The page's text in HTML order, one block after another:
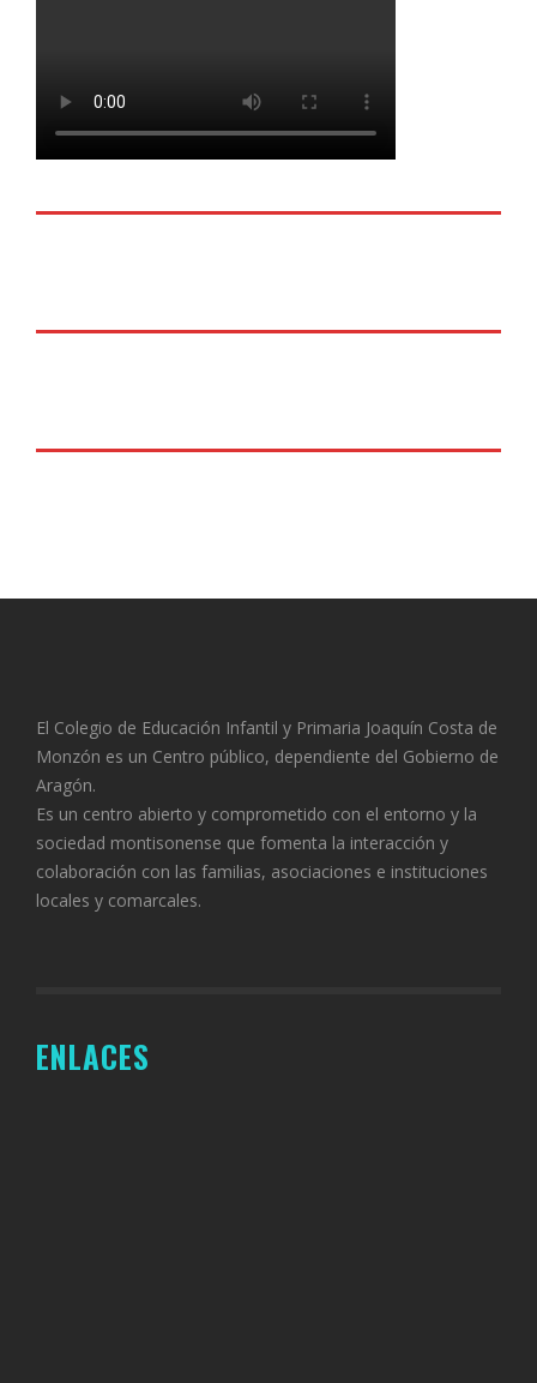
El Colegio de Educación Infantil y Primaria Joaquín Costa de
Monzón es un Centro público, dependiente del Gobierno de
Aragón.
Es un centro abierto y comprometido con el entorno y la
sociedad montisonense que fomenta la interacción y
colaboración con las familias, asociaciones e instituciones
locales y comarcales.
ENLACES